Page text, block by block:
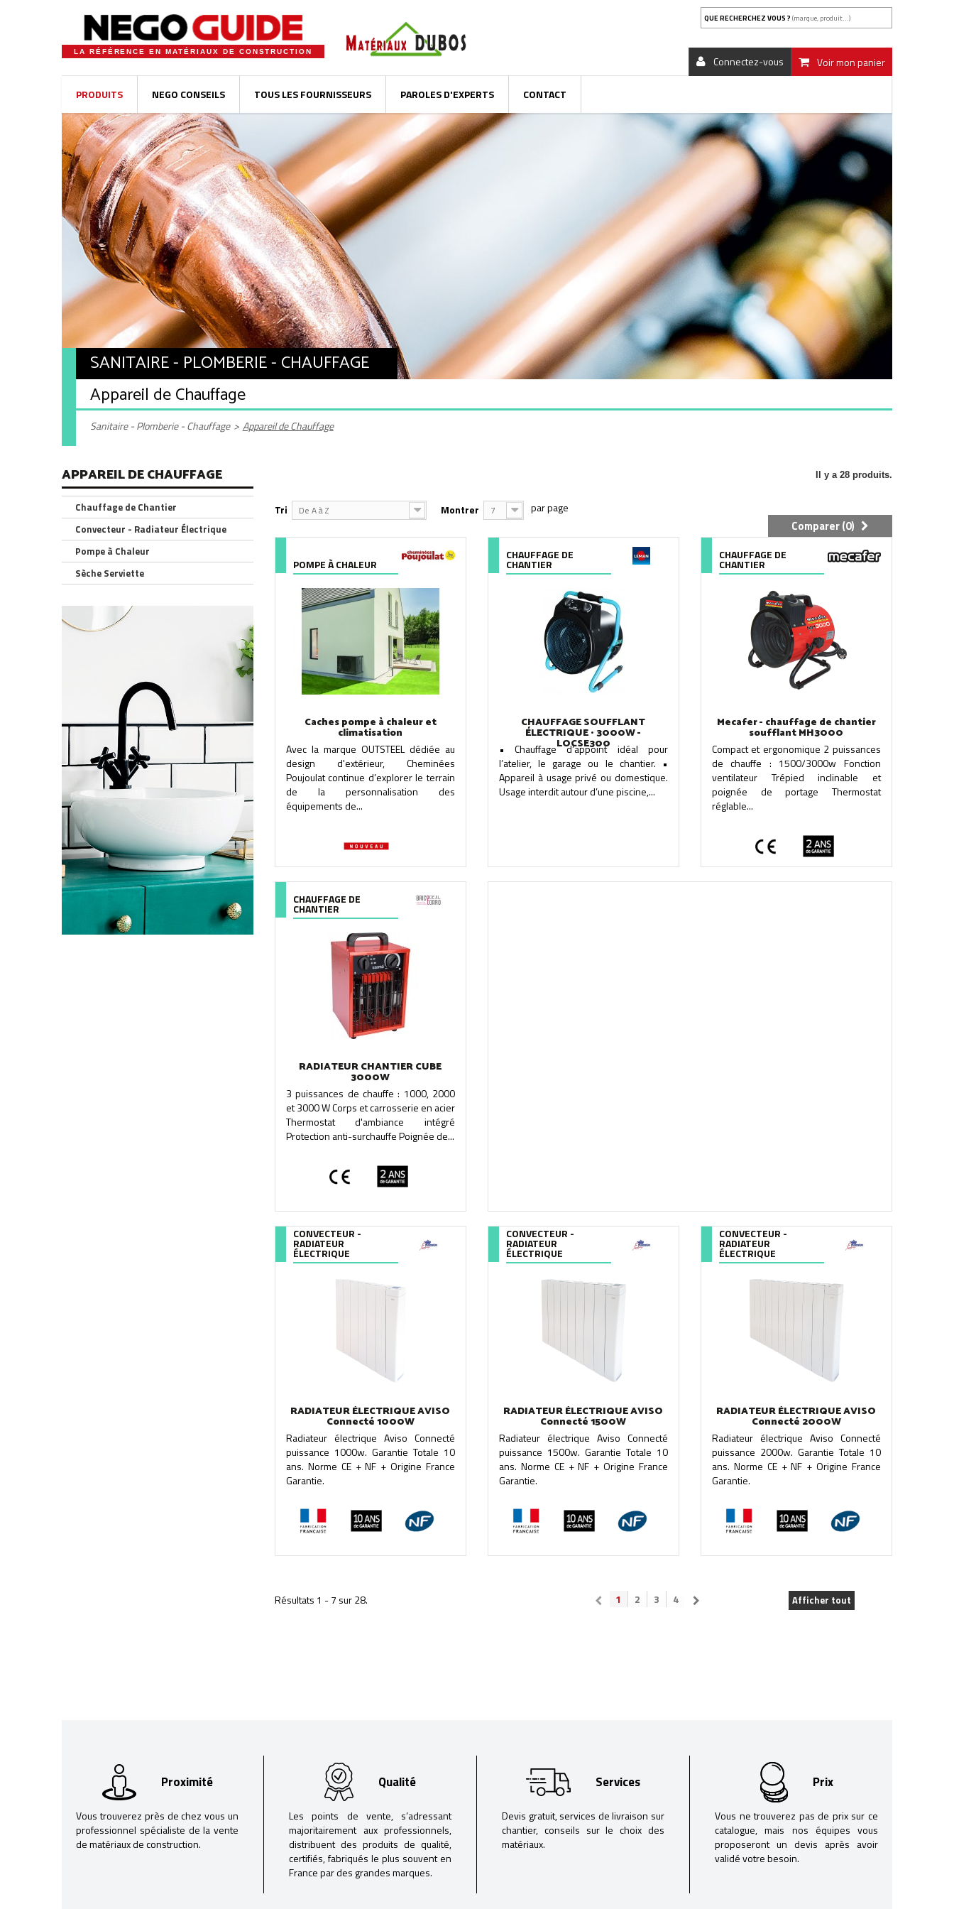
LA RÉFÉRENCE EN MATÉRIAUX DE CONSTRUCTION
QUE RECHERCHEZ VOUS ? (marque, produit...)
Voir mon panier
Connectez-vous
PRODUITS NEGO CONSEILS TOUS LES FOURNISSEURS PAROLES D'EXPERTS CONTACT
SANITAIRE - PLOMBERIE - CHAUFFAGE
Appareil de Chauffage
Sanitaire - Plomberie - Chauffage > Appareil de Chauffage
APPAREIL DE CHAUFFAGE
Chauffage de Chantier
Convecteur - Radiateur Électrique
Pompe à Chaleur
Sèche Serviette
Il y a 28 produits.
Tri De A à Z Montrer 7
Comparer (0)
POMPE À CHALEUR
Caches pompe à chaleur et
climatisation
Avec la marque OUTSTEEL dédiée au
design d'extérieur, Cheminées
Poujoulat continue d’explorer le terrain
de la personnalisation des
équipements de...
CHAUFFAGE DE
CHANTIER
CHAUFFAGE SOUFFLANT
ÉLECTRIQUE • 3000W -
LOCSE300
• Chauffage d’appoint idéal pour
l’atelier, le garage ou le chantier. •
Appareil à usage privé ou domestique.
Usage interdit autour d’une piscine,...
CHAUFFAGE DE
CHANTIER
Mecafer - chauffage de chantier
soufflant MH3000
Compact et ergonomique 2 puissances
de chauffe : 1500/3000w Fonction
ventilateur Trépied inclinable et
poignée de portage Thermostat
réglable...
CHAUFFAGE DE
CHANTIER
RADIATEUR CHANTIER CUBE
3000W
3 puissances de chauffe : 1000, 2000
et 3000 W Corps et carrosserie en acier
Thermostat d'ambiance intégré
Protection anti-surchauffe Poignée de...
CONVECTEUR -
RADIATEUR
ÉLECTRIQUE
RADIATEUR ÉLECTRIQUE AVISO
Connecté 1000W
Radiateur électrique Aviso Connecté
puissance 1000w. Garantie Totale 10
ans. Norme CE + NF + Origine France
Garantie.
CONVECTEUR -
RADIATEUR
ÉLECTRIQUE
RADIATEUR ÉLECTRIQUE AVISO
Connecté 1500W
Radiateur électrique Aviso Connecté
puissance 1500w. Garantie Totale 10
ans. Norme CE + NF + Origine France
Garantie.
CONVECTEUR -
RADIATEUR
ÉLECTRIQUE
RADIATEUR ÉLECTRIQUE AVISO
Connecté 2000W
Radiateur électrique Aviso Connecté
puissance 2000w. Garantie Totale 10
ans. Norme CE + NF + Origine France
Garantie.
Afficher tout
1 2 3 4
Résultats 1 - 7 sur 28.
Proximité
Vous trouverez près de chez vous un
professionnel spécialiste de la vente
de matériaux de construction.
Qualité
Les points de vente, s’adressant
majoritairement aux professionnels,
distribuent des produits de qualité,
certifiés, fabriqués le plus souvent en
France par des grandes marques.
Services
Devis gratuit, services de livraison sur
chantier, conseils sur le choix des
matériaux.
Prix
Vous ne trouverez pas de prix sur ce
catalogue, mais nos équipes vous
proposeront un devis après avoir
validé votre besoin.